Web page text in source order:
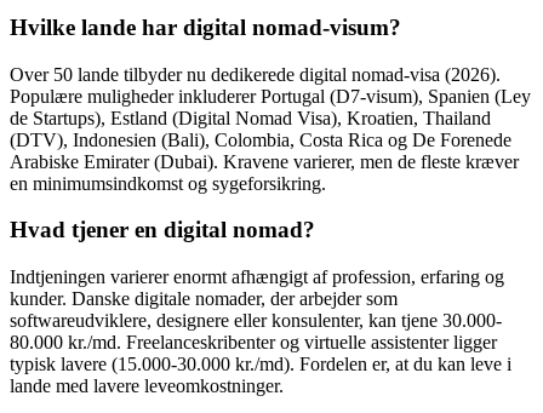
Hvilke lande har digital nomad-visum?
Over 50 lande tilbyder nu dedikerede digital nomad-visa (2026).
Populære muligheder inkluderer Portugal (D7-visum), Spanien (Ley
de Startups), Estland (Digital Nomad Visa), Kroatien, Thailand
(DTV), Indonesien (Bali), Colombia, Costa Rica og De Forenede
Arabiske Emirater (Dubai). Kravene varierer, men de fleste kræver
en minimumsindkomst og sygeforsikring.
Hvad tjener en digital nomad?
Indtjeningen varierer enormt afhængigt af profession, erfaring og
kunder. Danske digitale nomader, der arbejder som
softwareudviklere, designere eller konsulenter, kan tjene 30.000-
80.000 kr./md. Freelanceskribenter og virtuelle assistenter ligger
typisk lavere (15.000-30.000 kr./md). Fordelen er, at du kan leve i
lande med lavere leveomkostninger.